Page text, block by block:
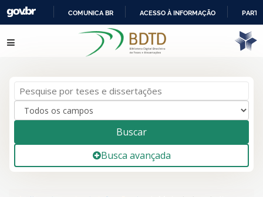
IR
PARA
COMUNICA BR ACESSO À INFORMAÇÃO
Pular para o conteúdo
Buscar
Busca avançada